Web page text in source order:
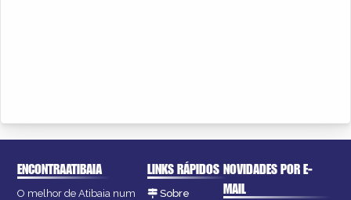
ENCONTRAATIBAIA
O melhor de Atibaia num
LINKS RÁPIDOS
Sobre
NOVIDADES POR E-
MAIL